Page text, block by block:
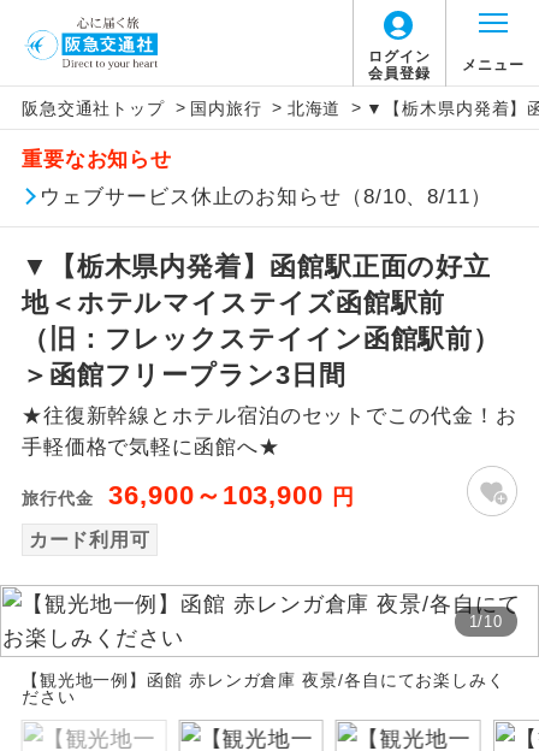
ログイン
会員登録
メニュー
阪急交通社トップ > 国内旅行 > 北海道 > ▼【栃木県内発着】
重要なお知らせ
ウェブサービス休止のお知らせ（8/10、8/11）
▼【栃木県内発着】函館駅正面の好立
地＜ホテルマイステイズ函館駅前
（旧：フレックステイイン函館駅前）
＞函館フリープラン3日間
★往復新幹線とホテル宿泊のセットでこの代金！お
手軽価格で気軽に函館へ★
旅行代金 36,900～103,900 円
カード利用可
1/10
【観光地一例】函館 赤レンガ倉庫 夜景/各自にてお楽しみく
ださい
アイコン 説明
添乗員同行
往路出発空港（駅）から復路到着空港
（駅）まで同行します。
現地添乗員同
行
現地到着空港（駅）から最終日出発空港
（駅）まで添乗員が同行します。
バスガイド乗
務
バスガイドが乗務し、車内での観光案内
があります。
新コース 初登場のコースです。
世界遺産
ユネスコに登録されている文化遺産や自
絶景 絶景スポットに立ち寄るコースです。
温泉 温泉地にも宿泊するコースです。
露天風呂
す。